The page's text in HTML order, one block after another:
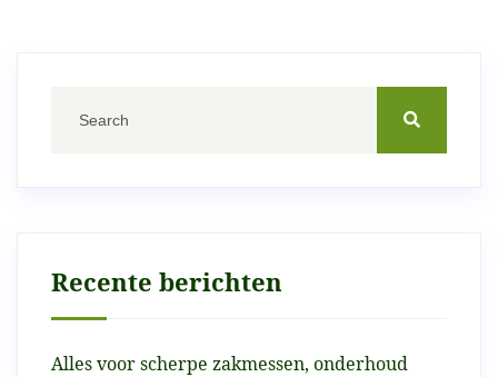
Recente berichten
Alles voor scherpe zakmessen, onderhoud